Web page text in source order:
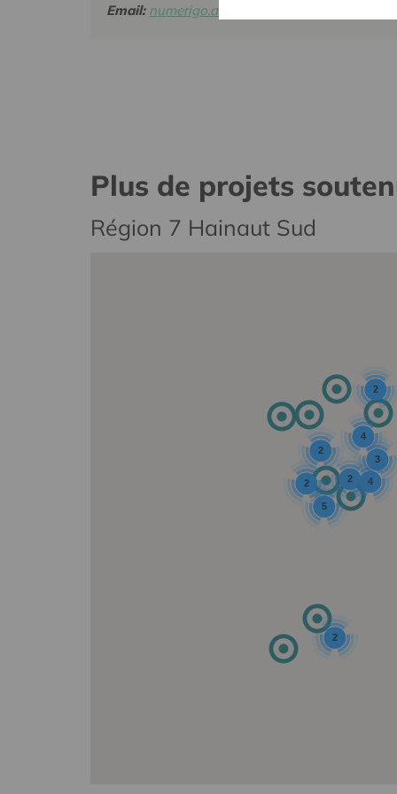
Email: numerigo.asbl@gmail.com
Plus de projets
Région 7 Hainaut Sud
5
2
2
4
2
4
2
3
2